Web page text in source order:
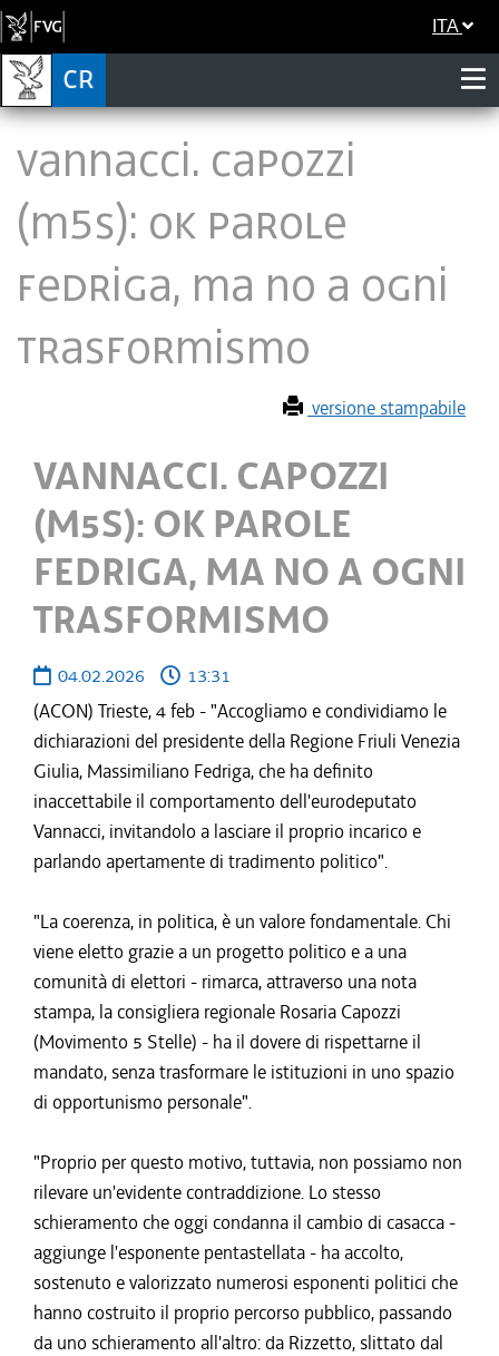
ITA
VANNACCI. CAPOZZI
(M5S): OK PAROLE
FEDRIGA, MA NO A OGNI
TRASFORMISMO
versione stampabile
VANNACCI. CAPOZZI
(M5S): OK PAROLE
FEDRIGA, MA NO A OGNI
TRASFORMISMO
04.02.2026
13:31
(ACON) Trieste, 4 feb - "Accogliamo e condividiamo le
dichiarazioni del presidente della Regione Friuli Venezia
Giulia, Massimiliano Fedriga, che ha definito
inaccettabile il comportamento dell'eurodeputato
Vannacci, invitandolo a lasciare il proprio incarico e
parlando apertamente di tradimento politico".
"La coerenza, in politica, è un valore fondamentale. Chi
viene eletto grazie a un progetto politico e a una
comunità di elettori - rimarca, attraverso una nota
stampa, la consigliera regionale Rosaria Capozzi
(Movimento 5 Stelle) - ha il dovere di rispettarne il
mandato, senza trasformare le istituzioni in uno spazio
di opportunismo personale".
"Proprio per questo motivo, tuttavia, non possiamo non
rilevare un'evidente contraddizione. Lo stesso
schieramento che oggi condanna il cambio di casacca -
aggiunge l'esponente pentastellata - ha accolto,
sostenuto e valorizzato numerosi esponenti politici che
hanno costruito il proprio percorso pubblico, passando
da uno schieramento all'altro: da Rizzetto, slittato dal